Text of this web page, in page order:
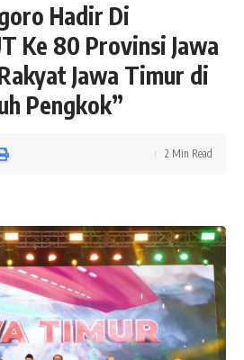
Hadir Di
Ke 80 Provinsi Jawa
Jawa Timur di
Pengkok”
2 Min Read